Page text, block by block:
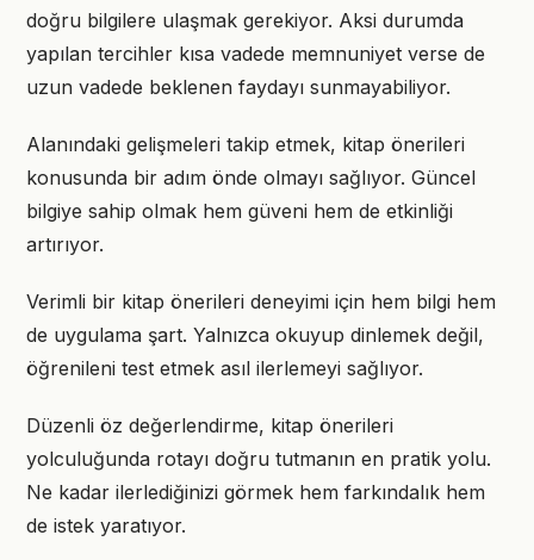
doğru bilgilere ulaşmak gerekiyor. Aksi durumda
yapılan tercihler kısa vadede memnuniyet verse de
uzun vadede beklenen faydayı sunmayabiliyor.
Alanındaki gelişmeleri takip etmek, kitap önerileri
konusunda bir adım önde olmayı sağlıyor. Güncel
bilgiye sahip olmak hem güveni hem de etkinliği
artırıyor.
Verimli bir kitap önerileri deneyimi için hem bilgi hem
de uygulama şart. Yalnızca okuyup dinlemek değil,
öğrenileni test etmek asıl ilerlemeyi sağlıyor.
Düzenli öz değerlendirme, kitap önerileri
yolculuğunda rotayı doğru tutmanın en pratik yolu.
Ne kadar ilerlediğinizi görmek hem farkındalık hem
de istek yaratıyor.